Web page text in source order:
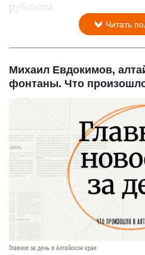
рубежом.
Читать
Михаил Евдокимов,
фонтаны. Что
Главное за день в Алтайском крае.